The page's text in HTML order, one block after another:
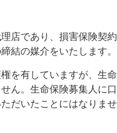
店であり、損害保険契約
結の媒介をいたします。
を有していますが、生命
ん。生命保険募集人に口
だいたことにはなりませ